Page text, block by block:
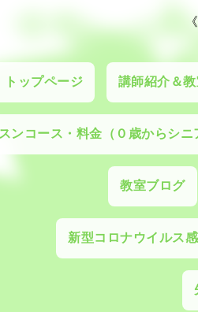
トップページ 講師紹介＆
ンコース・料金（０歳からシニ
教室ブログ
新型コロナウイルス